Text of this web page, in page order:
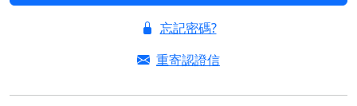
忘記密碼?
重寄認證信